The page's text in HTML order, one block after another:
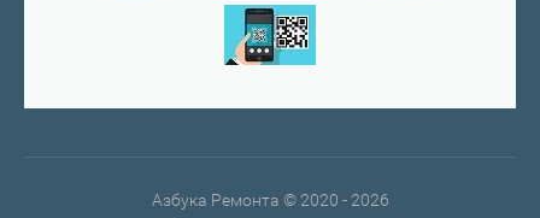
Азбука Ремонта © 2020 - 2026